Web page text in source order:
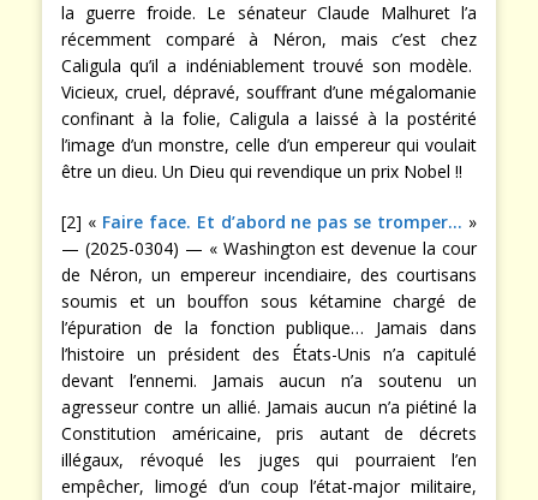
la guerre froide. Le sénateur Claude Malhuret l’a
récemment comparé à Néron, mais c’est chez
Caligula qu’il a indéniablement trouvé son modèle.
Vicieux, cruel, dépravé, souffrant d’une mégalomanie
confinant à la folie, Caligula a laissé à la postérité
l’image d’un monstre, celle d’un empereur qui voulait
être un dieu. Un Dieu qui revendique un prix Nobel !!
[2] « Faire face. Et d’abord ne pas se tromper… »
— (2025-0304) — « Washington est devenue la cour
de Néron, un empereur incendiaire, des courtisans
soumis et un bouffon sous kétamine chargé de
l’épuration de la fonction publique… Jamais dans
l’histoire un président des États-Unis n’a capitulé
devant l’ennemi. Jamais aucun n’a soutenu un
agresseur contre un allié. Jamais aucun n’a piétiné la
Constitution américaine, pris autant de décrets
illégaux, révoqué les juges qui pourraient l’en
empêcher, limogé d’un coup l’état-major militaire,